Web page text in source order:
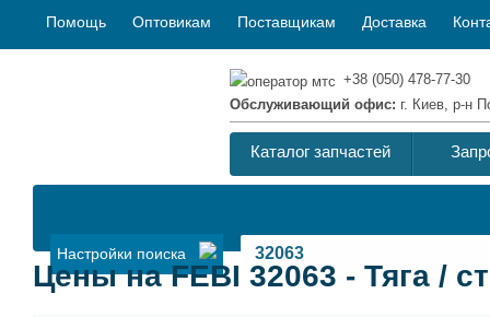
Помощь Оптовикам Поставщикам Доставка
+38 (050) 478-77-30
Обслуживающий офис: г. Киев, р-н
Каталог запчастей
Настройки поиска
Цены на FEBI 32063 - Тяга /